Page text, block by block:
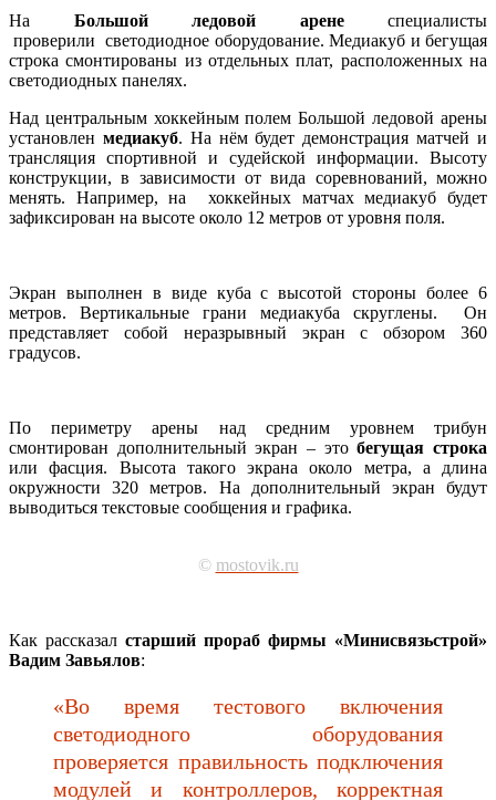
На Большой ледовой аренеспециалисты
проверили светодиодное оборудование. Медиакуб и бегущая
строка смонтированы из отдельных плат, расположенных на
светодиодных панелях.
Над центральным хоккейным полем Большой ледовой арены
установлен медиакуб. На нём будет демонстрация матчей и
трансляция спортивной и судейской информации. Высоту
конструкции, в зависимости от вида соревнований, можно
менять. Например, на хоккейных матчах медиакуб будет
зафиксирован на высоте около 12 метров от уровня поля.
Экран выполнен в виде куба с высотой стороны более 6
метров. Вертикальные грани медиакуба скруглены. Он
представляет собой неразрывный экран с обзором 360
градусов.
По периметру арены над средним уровнем трибун
смонтирован дополнительный экран – этобегущая строка
или фасция. Высота такого экрана около метра, а длина
окружности 320 метров. На дополнительный экран будут
выводиться текстовые сообщения и графика.
© mostovik.ru
Как рассказал старший прораб фирмы «Минисвязьстрой»
Вадим Завьялов:
«Во время тестового включения
светодиодного оборудования
проверяется правильность подключения
модулей и контроллеров, корректная